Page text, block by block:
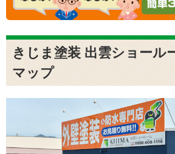
きじま塗装 出雲ショール
マップ